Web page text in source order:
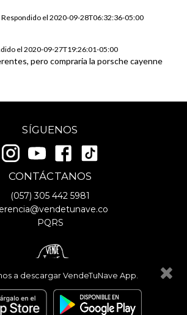
a descargar VendeTuNave App.
Respondido el2020-09-28T06:32:36-05:00
el2020-09-27T19:26:01-05:00
pero compraria la porsche cayenne
SÍGUENOS
CONTÁCTANOS
(057)305 442 5981
PQRS
2026 - VendeTuNave